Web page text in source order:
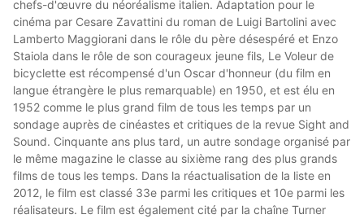
chefs-d'œuvre du néoréalisme italien. Adaptation pour le
cinéma par Cesare Zavattini du roman de Luigi Bartolini avec
Lamberto Maggiorani dans le rôle du père désespéré et Enzo
Staiola dans le rôle de son courageux jeune fils, Le Voleur de
bicyclette est récompensé d'un Oscar d'honneur (du film en
langue étrangère le plus remarquable) en 1950, et est élu en
1952 comme le plus grand film de tous les temps par un
sondage auprès de cinéastes et critiques de la revue Sight and
Sound. Cinquante ans plus tard, un autre sondage organisé par
le même magazine le classe au sixième rang des plus grands
films de tous les temps. Dans la réactualisation de la liste en
2012, le film est classé 33e parmi les critiques et 10e parmi les
réalisateurs. Le film est également cité par la chaîne Turner